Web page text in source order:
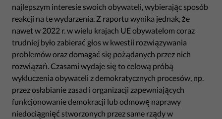
najlepszym interesie swoich obywateli, wybierając sposób
reakcji na te wydarzenia. Z raportu wynika jednak, że
nawet w 2022 r. w wielu krajach UE obywatelom coraz
trudniej było zabierać głos w kwestii rozwiązywania
problemów oraz domagać się pożądanych przez nich
rozwiązań. Czasami wydaje się to celową próbą
wykluczenia obywateli z demokratycznych procesów, np.
przez osłabianie zasad i organizacji zapewniających
funkcjonowanie demokracji lub odmowę naprawy
niedociągnięć stworzonych przez same rządy w